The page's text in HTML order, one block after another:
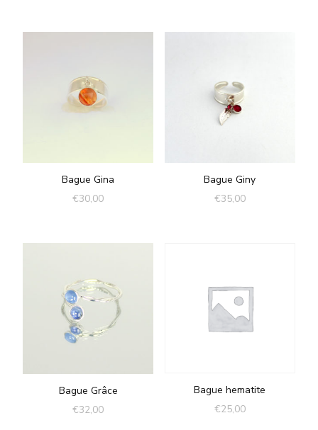
Bague Gina
€30,00
Bague Giny
€35,00
Bague Grâce
€32,00
Bague hematite
€25,00